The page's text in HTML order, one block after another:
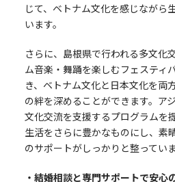
じて、ベトナム文化を感じながら
います。
さらに、島根県で行われる多文化
ム音楽・舞踊を楽しむフェスティ
き、ベトナム文化と日本文化を両
の絆を深めることができます。ア
文化交流を支援するプログラムを
生活をさらに豊かなものにし、素
のサポートがしっかりと整っていま
・結婚相談と専門サポートで安心